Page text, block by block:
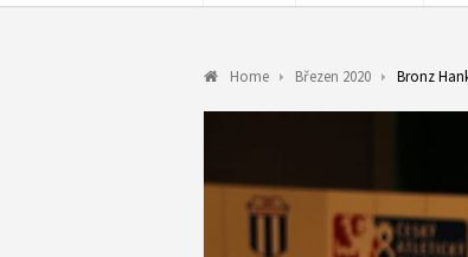
Home Březen 2020 Bronz